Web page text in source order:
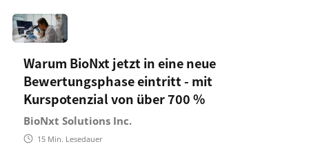
Warum BioNxt jetzt in eine neue
Bewertungsphase eintritt - mit
Kurspotenzial von über 700 %
BioNxt Solutions Inc.
15 Min. Lesedauer